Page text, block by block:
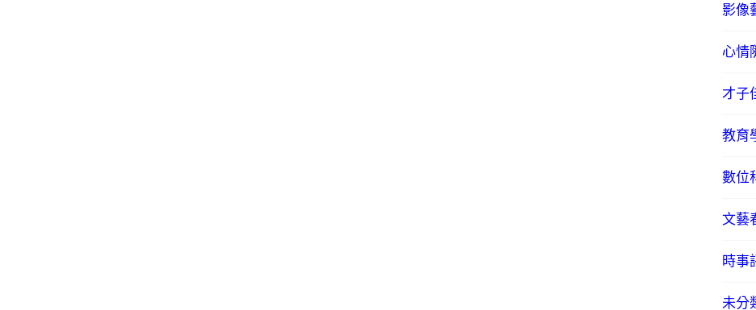
影像
心情
才子
教育
數位
文藝
時事
未分